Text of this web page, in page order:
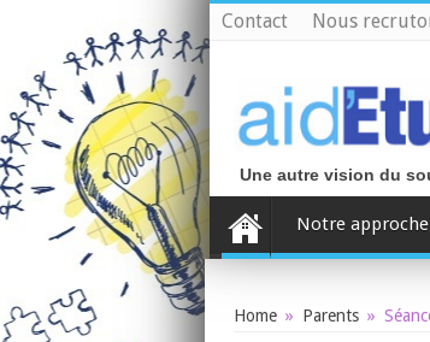
Contact Nous
Une autre vision du
Notre approche
Home » Parents »